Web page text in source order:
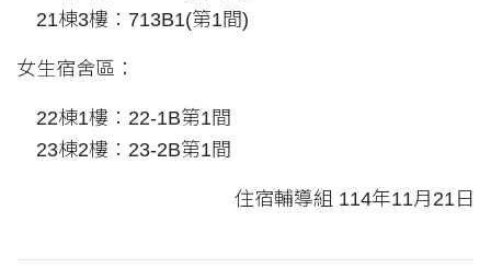
21棟3樓：713B1(第1間)
女生宿舍區：
22棟1樓：22-1B第1間
23棟2樓：23-2B第1間
住宿輔導組 114年11月21日